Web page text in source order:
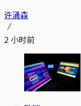
许涌森
2 小时前